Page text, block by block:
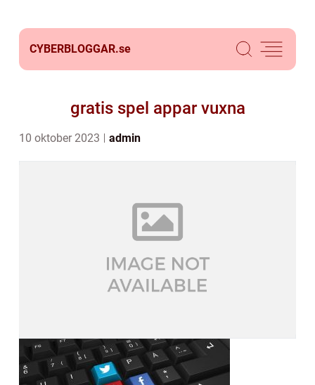
CYBERBLOGGAR.se
gratis spel appar vuxna
10 oktober 2023 admin